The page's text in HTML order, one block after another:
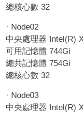
總核心數 32
· Node02
中央處理器 Intel(R)
可用記憶體 744Gi
總共記憶體 754Gi
總核心數 32
· Node03
中央處理器 Intel(R)